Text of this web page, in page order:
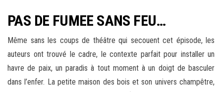
PAS DE FUMEE SANS FEU…
Même sans les coups de théâtre qui secouent cet épisode, les
auteurs ont trouvé le cadre, le contexte parfait pour installer un
havre de paix, un paradis à tout moment à un doigt de basculer
dans l’enfer. La petite maison des bois et son univers champêtre,